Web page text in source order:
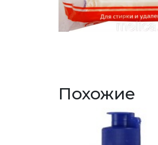
Похожие